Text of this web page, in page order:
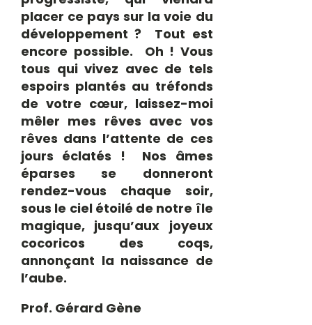
placer ce pays sur la voie du
développement ? Tout est
encore possible. Oh ! Vous
tous qui vivez avec de tels
espoirs plantés au tréfonds
de votre cœur, laissez-moi
mêler mes rêves avec vos
rêves dans l’attente de ces
jours éclatés ! Nos âmes
éparses se donneront
rendez-vous chaque soir,
sous le ciel étoilé de notre île
magique, jusqu’aux joyeux
cocoricos des coqs,
annonçant la naissance de
l’aube.
Prof. Gérard Gène